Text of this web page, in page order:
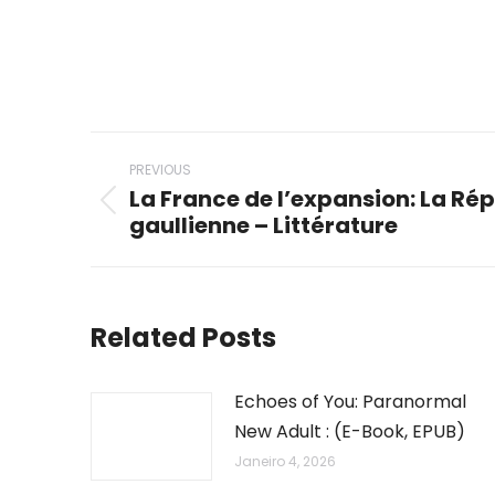
Post
navigation
PREVIOUS
Previous
post:
La France de l’expansion: La
gaullienne – Littérature
Related Posts
Echoes of You: Paranormal
New Adult : (E-Book, EPUB)
Janeiro 4, 2026